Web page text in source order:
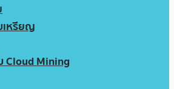
เหรียญ
Cloud Mining